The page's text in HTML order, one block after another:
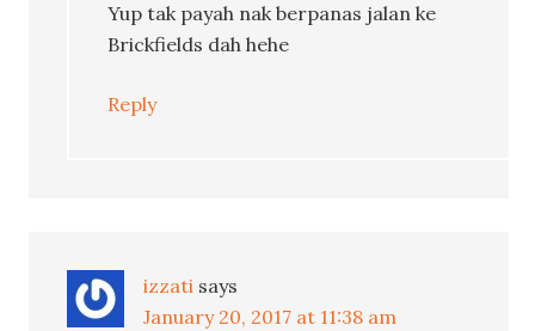
Yup tak payah nak berpanas jalan ke
Brickfields dah hehe
Reply
izzati says
January 20, 2017 at 11:38 am